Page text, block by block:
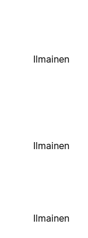
Ilmainen
Ilmainen
Ilmainen